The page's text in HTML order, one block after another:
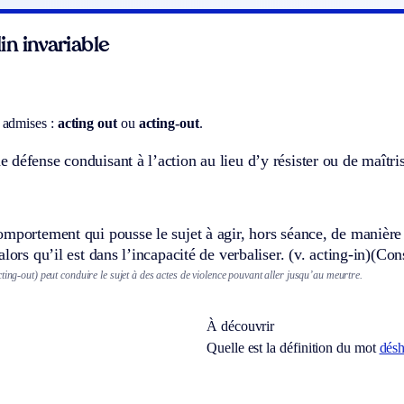
invariable
: acting out ou acting-out.
défense conduisant à l’action au lieu d’y résister ou de
qui pousse le sujet à agir, hors séance, de
qu’il est dans l’incapacité de verbaliser.(v. acting-in)
out) peut conduire le sujet à des actes de violence pouvant aller jusqu’au meurtre.
À découvrir
Quelle est la définition du mot